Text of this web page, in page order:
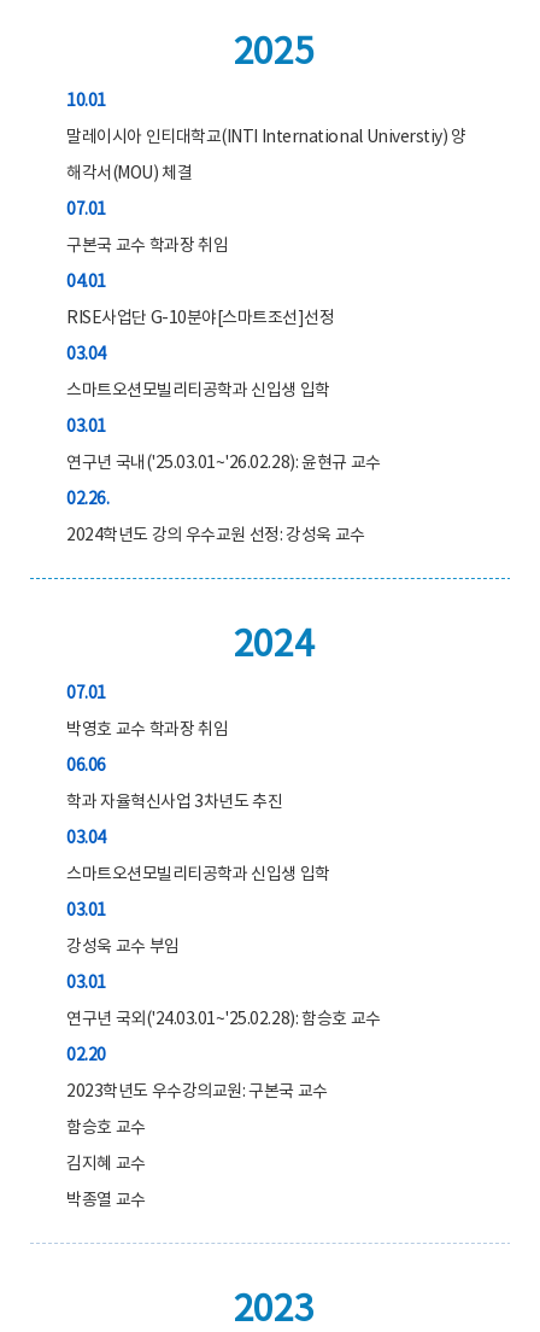
2025
10.01
말레이시아 인티대학교(INTI International Universtiy) 양
해각서(MOU) 체결
07.01
구본국 교수 학과장 취임
04.01
RISE사업단 G-10분야[스마트조선]선정
03.04
스마트오션모빌리티공학과 신입생 입학
03.01
연구년 국내('25.03.01~'26.02.28): 윤현규 교수
02.26.
2024학년도 강의 우수교원 선정: 강성욱 교수
2024
07.01
박영호 교수 학과장 취임
06.06
학과 자율혁신사업 3차년도 추진
03.04
스마트오션모빌리티공학과 신입생 입학
03.01
강성욱 교수 부임
03.01
연구년 국외('24.03.01~'25.02.28): 함승호 교수
02.20
2023학년도 우수강의교원: 구본국 교수
함승호 교수
김지혜 교수
박종열 교수
2023